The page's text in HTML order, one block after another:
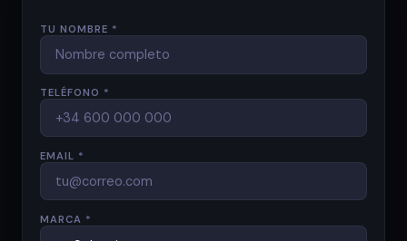
TU NOMBRE *
TELÉFONO *
EMAIL *
MARCA *